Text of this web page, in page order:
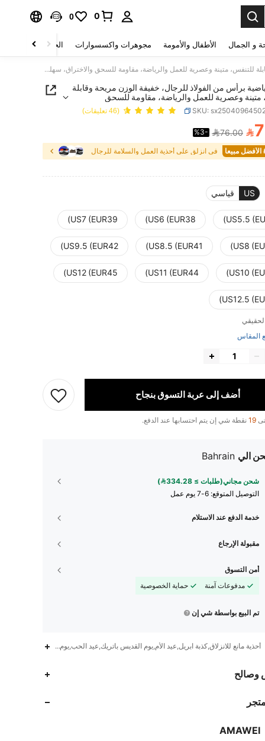
0
0
و الجمال الأطفال والأمومة مجوهرات واكسسوارات الحقائب والأمتعة
أحذية رياضية برأس من الفولاذ للرجال، خفيفة الوزن مريحة وقابلة للتنفس، متينة وعصرية للعمل والرياضة، مقاومة للسحق والاختراق، سهلة الارتداء/الخلع، مناسبة لمواقع البناء والبستنة والمستودعات والصيانة اليومية ومناسبات العمل الأخرى.
برأس من الفولاذ للرجال، خفيفة الوزن مريحة وقابلة
متينة وعصرية للعمل والرياضة، مقاومة للسحق
سهلة الارتداء/الخلع، مناسبة لمواقع البناء والبستنة
والصيانة اليومية ومناسبات العمل الأخرى.
SKU: (46 تعليقات)
PRICE AND 
76.00
%3-
في انزلق على أحذية العمل والسلامة للرجال
US قياسي
US5.5
US6 (EUR38)
US7 (EUR39)
US8
US8.5 (EUR41)
US9.5 (EUR42)
US10
US11 (EUR44)
US12 (EUR45)
US12.5
المقاس
أضف إلى عربة التسوق بنجاح
19 نقطة شي إن يتم احتسابها عند الدفع.
الي Bahrain
شحن مجاني(طلبات ≥ 334.28)
التوصيل المتوقع: 6-7 يوم عمل
خدمة الدفع عند الاستلام
مقبولة الإرجاع
أمن التسوق
مدفوعات آمنة
حماية الخصوصية
تم البيع بواسطة شي إن
أحذية مانع للانزلاق,كذبة ابريل,عيد الأم,يوم القديس باتريك,عيد الحب,يوم المعلم,يوم
وصالح
AMAWEI